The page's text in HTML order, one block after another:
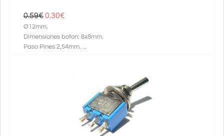
0.59€0.30€
Ø12mm.
Dimensiones boton: 8x8mm.
Paso Pines 2,54mm. ...